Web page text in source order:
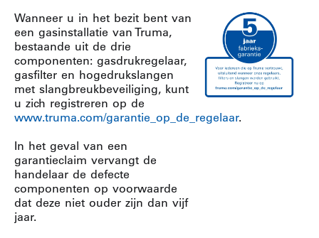
Wanneer u in het bezit bent van
een gasinstallatie van Truma,
bestaande uit de drie
componenten: gasdrukregelaar,
gasfilter en hogedrukslangen
met slangbreukbeveiliging, kunt
u zich registreren op de
www.truma.com/garantie_op_de_regelaar.
In het geval van een
garantieclaim vervangt de
handelaar de defecte
componenten op voorwaarde
dat deze niet ouder zijn dan vijf
jaar.